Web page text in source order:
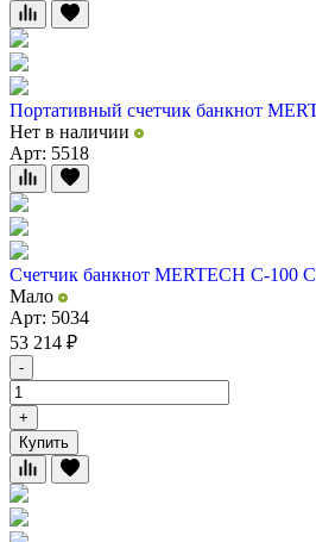
Портативный счетчик банкнот
Нет в наличии
Арт: 5518
Счетчик банкнот MERTECH C-100
Мало
Арт: 5034
53 214 ₽
-
+
Купить